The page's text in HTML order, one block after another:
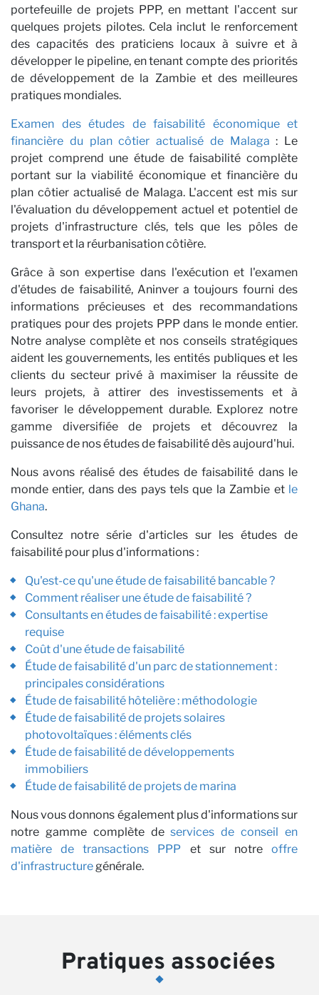
portefeuille de projets PPP, en mettant l'accent sur
quelques projets pilotes. Cela inclut le renforcement
des capacités des praticiens locaux à suivre et à
développer le pipeline, en tenant compte des priorités
de développement de la Zambie et des meilleures
pratiques mondiales.
Examen des études de faisabilité économique et
financière du plan côtier actualisé de Malaga : Le
projet comprend une étude de faisabilité complète
portant sur la viabilité économique et financière du
plan côtier actualisé de Malaga. L'accent est mis sur
l'évaluation du développement actuel et potentiel de
projets d'infrastructure clés, tels que les pôles de
transport et la réurbanisation côtière.
Grâce à son expertise dans l'exécution et l'examen
d'études de faisabilité, Aninver a toujours fourni des
informations précieuses et des recommandations
pratiques pour des projets PPP dans le monde entier.
Notre analyse complète et nos conseils stratégiques
aident les gouvernements, les entités publiques et les
clients du secteur privé à maximiser la réussite de
leurs projets, à attirer des investissements et à
favoriser le développement durable. Explorez notre
gamme diversifiée de projets et découvrez la
puissance de nos études de faisabilité dès aujourd'hui.
Nous avons réalisé des études de faisabilité dans le
monde entier, dans des pays tels que la Zambie et le
Ghana.
Consultez notre série d'articles sur les études de
faisabilité pour plus d'informations :
Qu'est-ce qu'une étude de faisabilité bancable ?
Comment réaliser une étude de faisabilité ?
Consultants en études de faisabilité : expertise
requise
Coût d'une étude de faisabilité
Étude de faisabilité d'un parc de stationnement :
principales considérations
Étude de faisabilité hôtelière : méthodologie
Étude de faisabilité de projets solaires
photovoltaïques : éléments clés
Étude de faisabilité de développements
immobiliers
Étude de faisabilité de projets de marina
Nous vous donnons également plus d'informations sur
notre gamme complète deservices de conseil en
matière de transactions PPP et sur notreoffre
d'infrastructuregénérale.
Pratiques associées